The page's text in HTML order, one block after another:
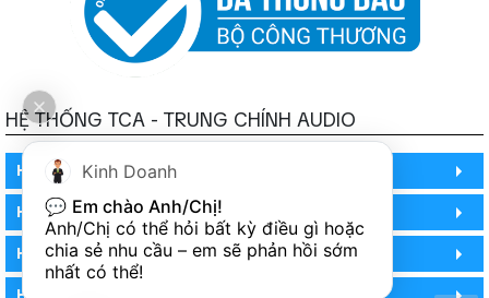
HỆ THỐNG TCA - TRUNG CHÍNH AUDIO
HỒ CHÍ MINH
HỒ CHÍ MINH
HỒ CHÍ MINH (PHÒNG BẢO HÀNH)
Kinh Doanh
💬 Em chào Anh/Chị!
Anh/Chị có thể hỏi bất kỳ điều gì hoặc
chia sẻ nhu cầu – em sẽ phản hồi sớm
nhất có thể!